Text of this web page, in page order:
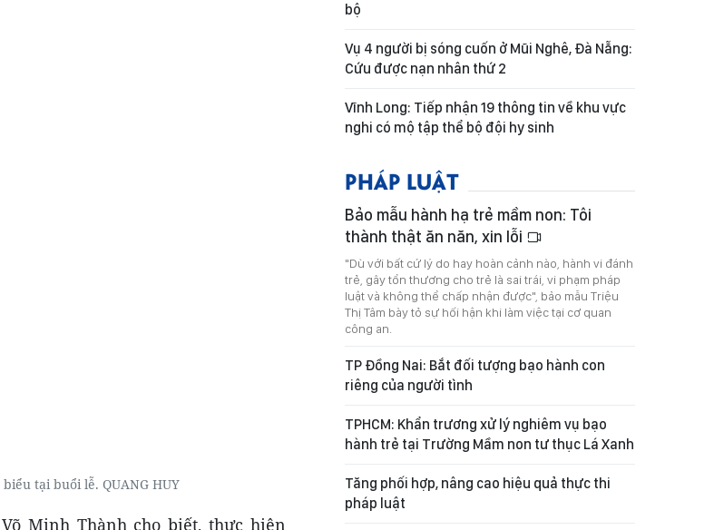
tại buổi lễ. QUANG HUY
Minh Thành cho biết, thực hiện
bộ
Vụ 4 người bị sóng cuốn ở Mũi Nghê, Đà Nẵng:
Cứu được nạn nhân thứ 2
Vĩnh Long: Tiếp nhận 19 thông tin về khu vực
nghi có mộ tập thể bộ đội hy sinh
PHÁP LUẬT
Bảo mẫu hành hạ trẻ mầm non: Tôi
thành thật ăn năn, xin lỗi
"Dù với bất cứ lý do hay hoàn cảnh nào, hành vi đánh
trẻ, gây tổn thương cho trẻ là sai trái, vi phạm pháp
luật và không thể chấp nhận được", bảo mẫu Triệu
Thị Tâm bày tỏ sự hối hận khi làm việc tại cơ quan
công an.
TP Đồng Nai: Bắt đối tượng bạo hành con
riêng của người tình
TPHCM: Khẩn trương xử lý nghiêm vụ bạo
hành trẻ tại Trường Mầm non tư thục Lá Xanh
Tăng phối hợp, nâng cao hiệu quả thực thi
pháp luật